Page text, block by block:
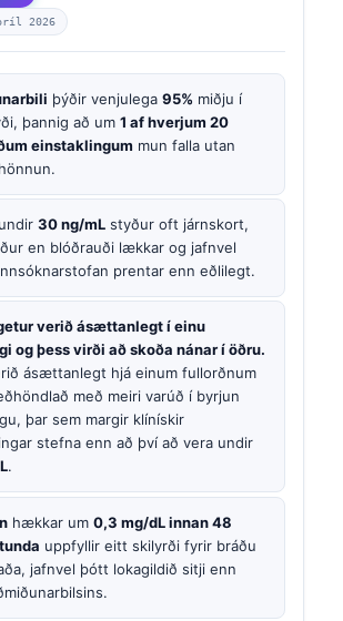
2026
þýðir venjulega 95% miðju í
þannig að um 1 af hverjum 20
einstaklingum mun falla utan
undir 30 ng/mL styður oft járnskort,
en blóðrauði lækkar og jafnvel
prentar enn eðlilegt.
verið ásættanlegt í einu
og þess virði að skoða nánar í öðru.
ásættanlegt hjá einum fullorðnum
með meiri varúð í byrjun
þar sem margir klínískir
stefna enn að því að vera undir
.
hækkar um 0,3 mg/dL innan 48
uppfyllir eitt skilyrði fyrir bráðu
jafnvel þótt lokagildið sitji enn